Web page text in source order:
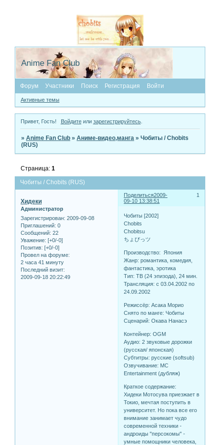
Anime Fan Club
Форум Участники Поиск Регистрация Войти
Активные темы
Привет, Гость! Войдитеили зарегистрируйтесь.
»Anime Fan Club »Аниме-видео,манга »Чобиты / Chobits
(RUS)
Чобиты / Chobits (RUS)
Страница:1
Поделиться 1
2009-
09-10 13:38:51
Хидеки
Администратор
Зарегистрирован: 2009-09-08
Приглашений: 0
Сообщений: 22
Уважение: [+0/-0]
Позитив: [+0/-0]
Провел на форуме:
2 часа 41 минуту
Последний визит:
2009-09-18 20:22:49
Чобиты [2002]
Chobits
Chobitsu
ちょびっツ
Производство: Япония
Жанр: романтика, комедия,
фантастика, эротика
Тип: ТВ (24 эпизода), 24 мин.
Трансляция: c 03.04.2002 по
24.09.2002
Режиссёр: Асака Морио
Снято по манге: Чобиты
Сценарий: Окава Нанасэ
Контейнер: OGM
Аудио: 2 звуковые дорожки
(русская/ японская)
Субтитры: русские (softsub)
Озвучивание: MC
Entertainment (дубляж)
Краткое содержание:
Хидеки Мотосува приезжает в
Токио, мечтая поступить в
университет. Но пока все его
внимание занимает чудо
современной техники -
андроиды "персокомы" -
умные помощники человека,